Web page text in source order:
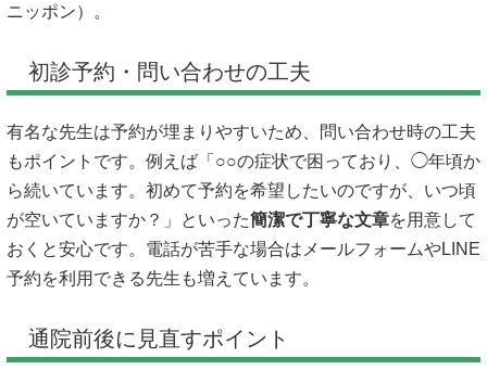
ニッポン）。
初診予約・問い合わせの工夫
有名な先生は予約が埋まりやすいため、問い合わせ時の工夫
もポイントです。例えば「○○の症状で困っており、◯年頃か
ら続いています。初めて予約を希望したいのですが、いつ頃
が空いていますか？」といった簡潔で丁寧な文章を用意して
おくと安心です。電話が苦手な場合はメールフォームやLINE
予約を利用できる先生も増えています。
通院前後に見直すポイント